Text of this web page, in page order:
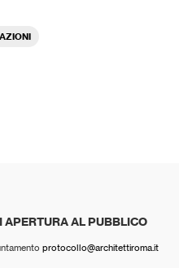
APERTURA AL PUBBLICO
protocollo@architettiroma.it